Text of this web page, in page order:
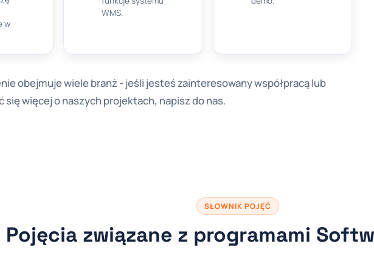
w
WMS.
obejmuje wiele branż - jeśli jesteś zainteresowany współpracą lub
się więcej o naszych projektach, napisz do nas.
SŁOWNIK POJĘĆ
Pojęcia związane z programami